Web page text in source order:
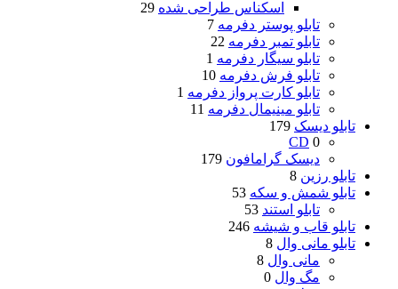
اسکناس طراحی شده 29
تابلو پوستر دفرمه 7
تابلو تمبر دفرمه 22
تابلو سیگار دفرمه 1
تابلو فرش دفرمه 10
تابلو کارت پرواز دفرمه 1
تابلو مینیمال دفرمه 11
تابلو دیسک 179
CD 0
دیسک گرامافون 179
تابلو رزین 8
تابلو شمش و سکه 53
تابلو استند 53
تابلو قاب و شیشه 246
تابلو مانی وال 8
مانی وال 8
مگ وال 0